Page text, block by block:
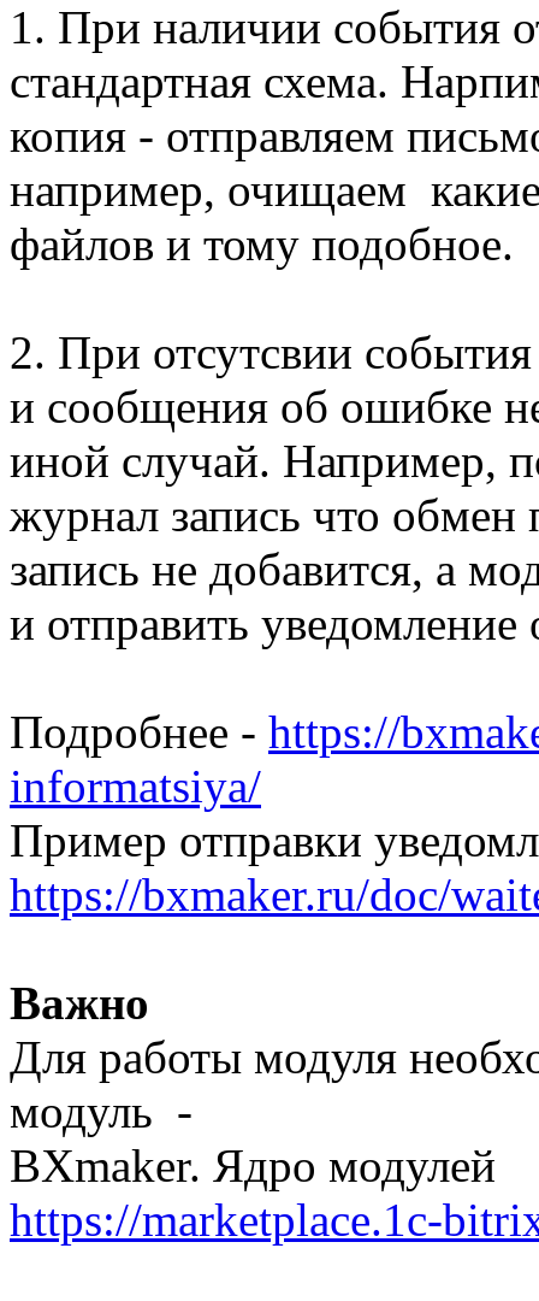
1. При наличии события
стандартная схема.
копия - отправляем
например, очищаем
файлов и тому подобное.
2. При отсутсвии
и сообщения об ошибке
иной случай. Например,
журнал запись что
запись не добавится, а
и отправить уведомление
Подробнее - https://
informatsiya/
Пример отправки
https://bxmaker.ru/doc/
Важно
Для работы модуля
модуль -
BXmaker. Ядро модулей
https://marketplace.1c-